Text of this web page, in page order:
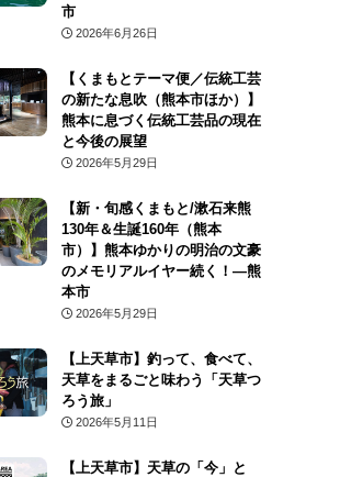
市
2026年6月26日
【くまもとテーマ便／伝統工芸
の新たな息吹（熊本市ほか）】
熊本に息づく伝統工芸品の現在
と今後の展望
2026年5月29日
【新・旬感くまもと/漱石来熊
130年＆生誕160年（熊本
市）】熊本ゆかりの明治の文豪
のメモリアルイヤー続く！―熊
本市
2026年5月29日
【上天草市】釣って、食べて、
天草をまるごと味わう「天草つ
ろう旅」
2026年5月11日
【上天草市】天草の「今」と